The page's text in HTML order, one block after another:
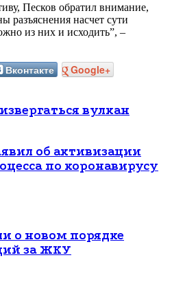
Песков обратил внимание,
разъяснения насчет сути
из них и исходить”, –
Вконтакте Google+
вулкан
об активизации
по коронавирусу
о новом порядке
за ЖКУ